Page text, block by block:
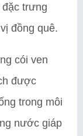
trưng
đồng quê.
cói ven
được
trong môi
nước giáp